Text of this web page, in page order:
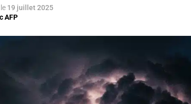
le 19 juillet 2025
AFP